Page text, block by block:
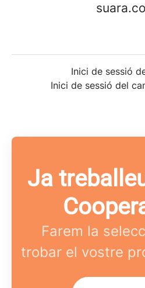
Inici de sessió
Inici de sessió del
Ja
Farem la
trobar el vostre